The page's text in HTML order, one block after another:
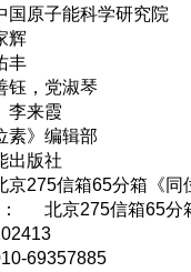
原子能科学研究院
丰
，党淑琴
来霞
》编辑部
版社
275信箱65分箱《
北京275信箱65分
69357885